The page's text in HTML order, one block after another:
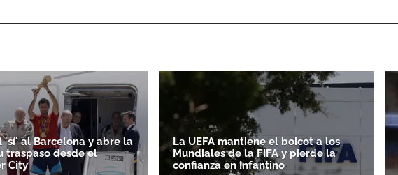
'sí' al Barcelona y abre la
traspaso desde el
City
La UEFA mantiene el boicot a los
Mundiales de la FIFA y pierde la
confianza en Infantino